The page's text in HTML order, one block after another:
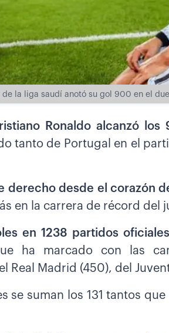
de la liga saudí anotó su gol 900 en el
Ronaldo alcanzó
tanto de Portugal en el
derecho desde el corazón
en la carrera de récord del
en 1238 partidos
ha marcado con las
Real Madrid (450), del
se suman los 131 tantos